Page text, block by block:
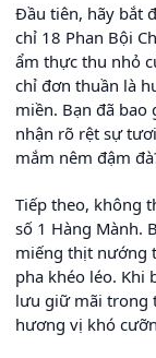
Đầu tiên, hãy bắt
chỉ 18 Phan Bội
ẩm thực thu nhỏ
chỉ đơn thuần là
miền. Bạn đã
nhận rõ rệt sự
mắm nêm đậm
Tiếp theo, không
số 1 Hàng Mành.
miếng thịt nướng
pha khéo léo. Khi
lưu giữ mãi trong
hương vị khó